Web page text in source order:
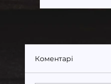
Коментарі